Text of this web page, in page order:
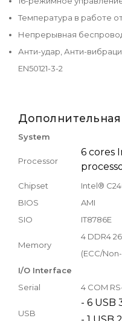
Температура в работе от
Непрерывная
Анти-удар, Анти-
EN50121-3-2
System
Processor
6 cores
Chipset
Intel®
BIOS
AMI
SIO
IT8786E
Memory
4 DDR4
(ECC/
I/O Interface
Serial
4 COM
USB
- 6 USB